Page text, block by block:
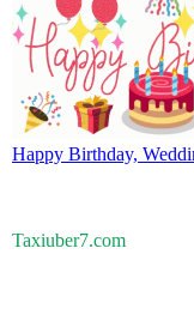
Happy Birthday,
Taxiuber7.com